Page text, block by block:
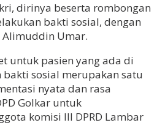
dirinya beserta rombongan
bakti sosial, dengan
Alimuddin Umar.
untuk pasien yang ada di
bakti sosial merupakan satu
nyata dan rasa
Golkar untuk
komisi III DPRD Lambar